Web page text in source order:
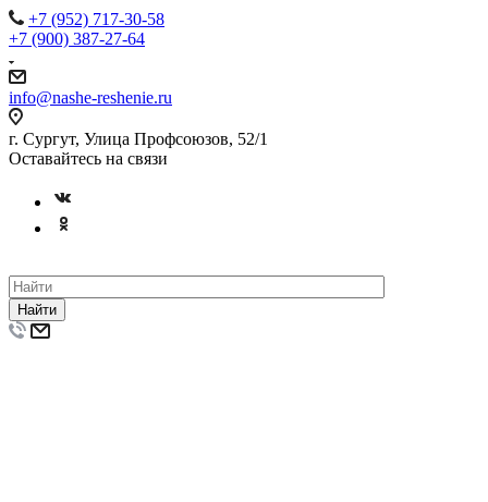
+7 (952) 717-30-58
+7 (900) 387-27-64
info@nashe-reshenie.ru
г. Сургут, Улица Профсоюзов, 52/1
Оставайтесь на связи
Найти